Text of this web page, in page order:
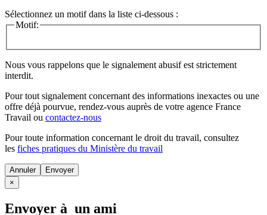
Sélectionnez un motif dans la liste ci-dessous :
Motif:
Nous vous rappelons que le signalement abusif est strictement
interdit.
Pour tout signalement concernant des informations inexactes ou une
offre déjà pourvue, rendez-vous auprès de votre agence France
Travail ou contactez-nous
Pour toute information concernant le droit du travail, consultez
les fiches pratiques du Ministère du travail
Annuler
×
Envoyer à un ami